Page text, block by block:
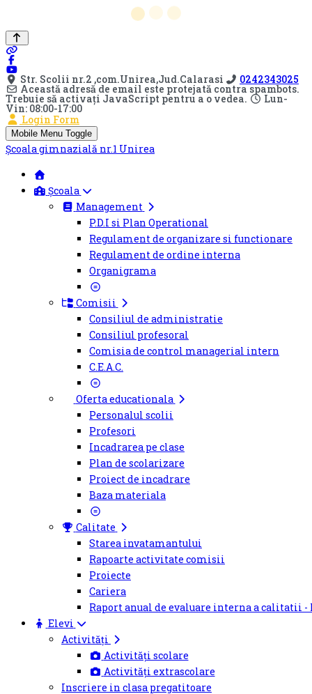
Str. Scolii nr.2 ,com.Unirea,Jud.Calarasi 0242343025
Această adresă de email este protejată contra spambots.
Trebuie să activați JavaScript pentru a o vedea. Lun-
Vin: 08:00-17:00
Login Form
Mobile Menu Toggle
Şcoala gimnazială nr.1 Unirea
Școala
Management
P.D.I si Plan Operational
Regulament de organizare si functionare
Regulament de ordine interna
Organigrama
Comisii
Consiliul de administratie
Consiliul profesoral
Comisia de control managerial intern
C.E.A.C.
Oferta educationala
Personalul scolii
Profesori
Incadrarea pe clase
Plan de scolarizare
Proiect de incadrare
Baza materiala
Calitate
Starea invatamantului
Rapoarte activitate comisii
Proiecte
Cariera
Raport anual de evaluare interna a calitatii -
Elevi
Activități
Activități scolare
Activități extrascolare
Inscriere in clasa pregatitoare